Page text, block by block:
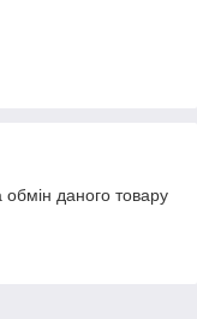
даного товару